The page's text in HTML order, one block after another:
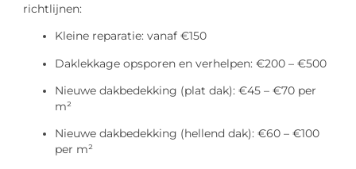
richtlijnen:
Kleine reparatie: vanaf €150
Daklekkage opsporen en verhelpen: €200 – €500
Nieuwe dakbedekking (plat dak): €45 – €70 per
m²
Nieuwe dakbedekking (hellend dak): €60 – €100
per m²